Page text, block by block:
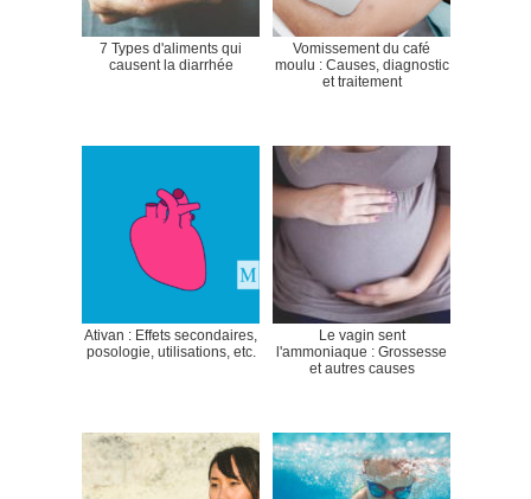
7 Types d'aliments qui
causent la diarrhée
Vomissement du café
moulu : Causes, diagnostic
et traitement
Ativan : Effets secondaires,
posologie, utilisations, etc.
Le vagin sent
l'ammoniaque : Grossesse
et autres causes